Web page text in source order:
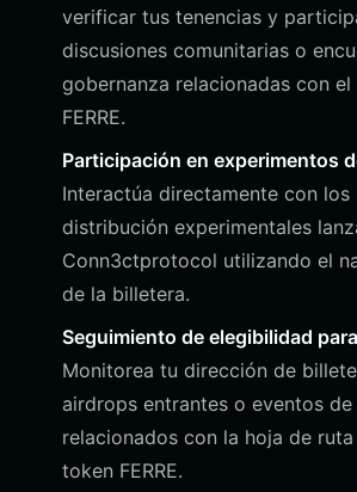
verificar tus tenencias y
discusiones comunitarias o
gobernanza relacionadas con el
FERRE.
Participación en experimentos
Interactúa directamente con los
distribución experimentales
Conn3ctprotocol utilizando el
de la billetera.
Seguimiento de elegibilidad
Monitorea tu dirección de
airdrops entrantes o eventos
relacionados con la hoja de
token FERRE.